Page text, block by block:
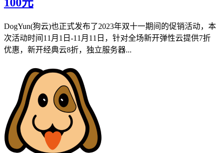
DogYun(狗云)也正式发布了2023年双十一期间的促销活动，本
次活动时间11月1日-11月11日，针对全场新开弹性云提供7折
优惠，新开经典云8折，独立服务器...